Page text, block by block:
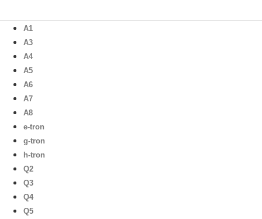
A1
A3
A4
A5
A6
A7
A8
e-tron
g-tron
h-tron
Q2
Q3
Q4
Q5